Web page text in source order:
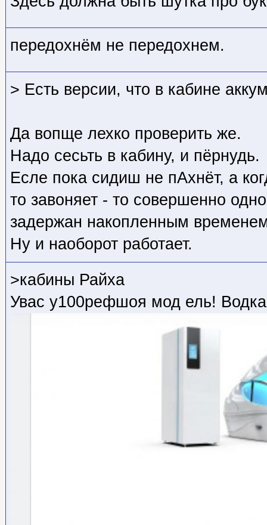
передохнём не передохнем.
> Есть версии, что в кабине
Да вопще лехко проверить же.
Надо сесьть в кабину, и пёрнудь.
Есле пока сидиш не пАхнёт, а
то завоняет - то совершенно
задержан накопленным
Ну и наоборот работает.
>кабины Райха
Увас у100рефшоя мод ель!